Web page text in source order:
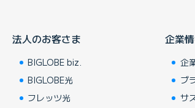
法人のお客さま
BIGLOBE biz.
BIGLOBE光
フレッツ光
企業
企
ブ
サ